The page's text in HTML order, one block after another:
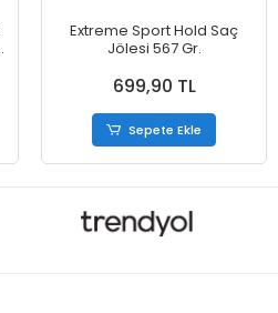
Extreme Sport Hold Saç
Jölesi 567 Gr.
699,90 TL
Sepete Ekle